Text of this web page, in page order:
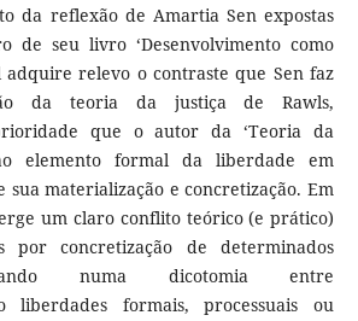
da reflexão de Amartia Sen expostas
de seu livro ‘Desenvolvimento como
adquire relevo o contraste que Sen faz
da teoria da justiça de Rawls,
que o autor da ‘Teoria da
elemento formal da liberdade em
materialização e concretização. Em
um claro conflito teórico (e prático)
por concretização de determinados
numa dicotomia entre
liberdades formais, processuais ou